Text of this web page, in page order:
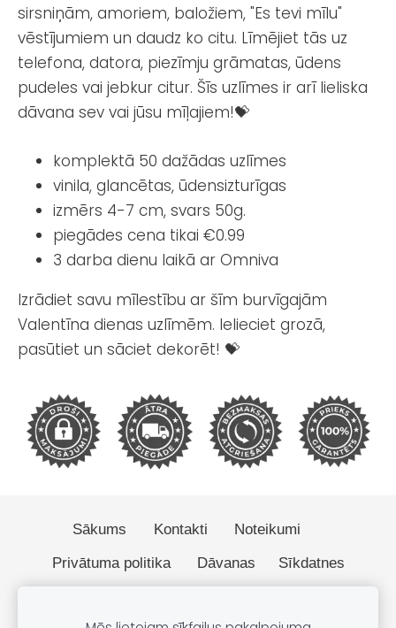
sirsniņām, amoriem, baložiem, "Es tevi mīlu"
vēstījumiem un daudz ko citu. Līmējiet tās uz
telefona, datora, piezīmju grāmatas, ūdens
pudeles vai jebkur citur. Šīs uzlīmes ir arī lieliska
dāvana sev vai jūsu mīļajiem!💝
komplektā 50 dažādas uzlīmes
vinila, glancētas, ūdensizturīgas
izmērs 4-7 cm, svars 50g.
piegādes cena tikai €0.99
3 darba dienu laikā ar Omniva
Izrādiet savu mīlestību ar šīm burvīgajām
Valentīna dienas uzlīmēm. Ielieciet grozā,
pasūtiet un sāciet dekorēt! 💝
Sākums Kontakti
Noteikumi
Privātuma politika
Dāvanas Sīkdatnes